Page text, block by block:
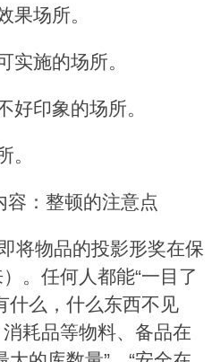
果场所。
实施的场所。
好印象的场所。
。
容：整顿的注意点
将物品的投影形奖在保
。任何人都能“一目了
什么，什么东西不见
耗品等物料、备品在